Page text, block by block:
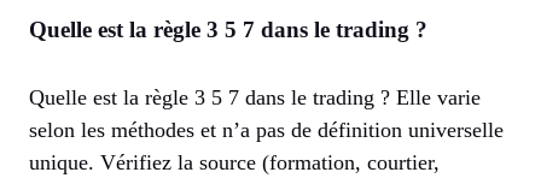
Quelle est la règle 3 5 7 dans le trading ?
Quelle est la règle 3 5 7 dans le trading ? Elle varie
selon les méthodes et n’a pas de définition universelle
unique. Vérifiez la source (formation, courtier,